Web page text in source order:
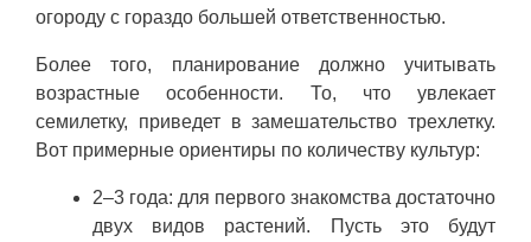
огороду с гораздо большей ответственностью.
Более того, планирование должно учитывать
возрастные особенности. То, что увлекает
семилетку, приведет в замешательство трехлетку.
Вот примерные ориентиры по количеству культур:
2–3 года: для первого знакомства достаточно
двух видов растений. Пусть это будут